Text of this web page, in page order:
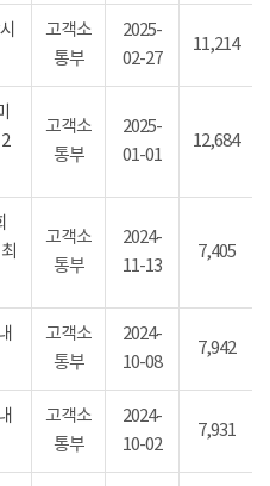
고객소
통부
2025-
02-27
11,214
고객소
통부
2025-
01-01
12,684
고객소
통부
2024-
11-13
7,405
고객소
통부
2024-
10-08
7,942
고객소
통부
2024-
10-02
7,931